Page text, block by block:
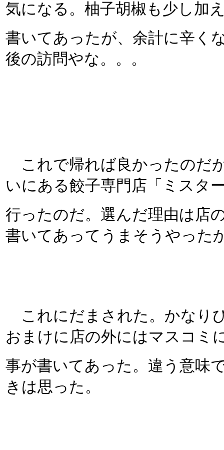
気になる。柚子胡椒も少し加
書いてあったが、余計に辛
後の訪問やな。。。
これで帰れば良かったのだ
いにある餃子専門店「ミ
行ったのだ。選んだ理由は店
書いてあってうまそうやった
これにだまされた。かなり
おまけに店の外にはマスコミ
事が書いてあった。違う意味
きは思った。